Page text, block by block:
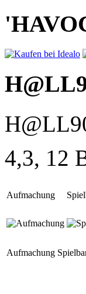
4,3, 12
Aufmachung
Aufmachung